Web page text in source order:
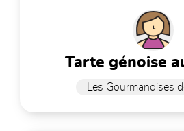
tarte génoise
Les Gourmandises